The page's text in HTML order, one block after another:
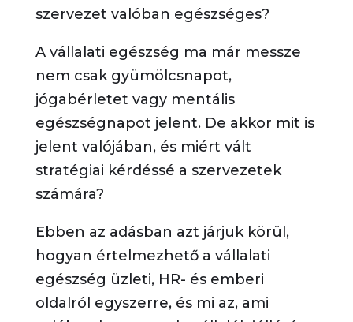
szervezet valóban egészséges?
A vállalati egészség ma már messze
nem csak gyümölcsnapot,
jógabérletet vagy mentális
egészségnapot jelent. De akkor mit is
jelent valójában, és miért vált
stratégiai kérdéssé a szervezetek
számára?
Ebben az adásban azt járjuk körül,
hogyan értelmezhető a vállalati
egészség üzleti, HR- és emberi
oldalról egyszerre, és mi az, ami